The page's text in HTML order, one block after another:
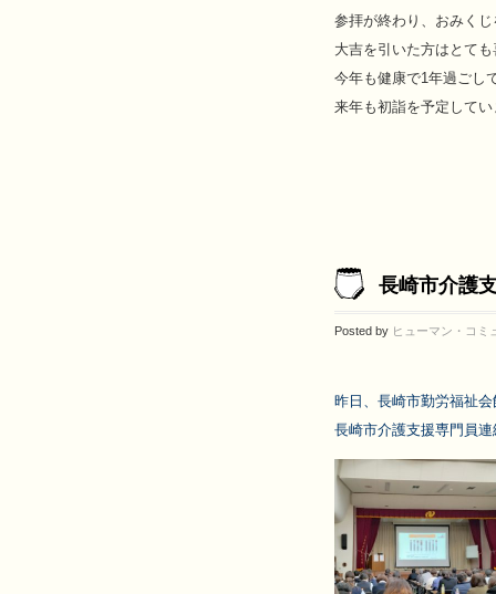
参拝が終わり、おみく
大吉を引いた方はとて
今年も健康で1年過ごし
来年も初詣を予定して
長崎市介護
Posted by ヒューマン・コミ
昨日、長崎市勤労福祉
長崎市介護支援専門員